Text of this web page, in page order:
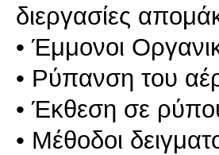
διεργασίες
• Έμμονοι
• Ρύπανση του
• Έκθεση σε
• Μέθοδοι